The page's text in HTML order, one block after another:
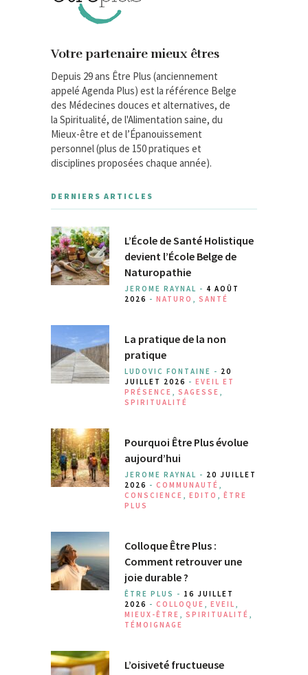
Votre partenaire mieux êtres
Depuis 29 ans Être Plus (anciennement
appelé Agenda Plus) est la référence Belge
des Médecines douces et alternatives, de
la Spiritualité, de l'Alimentation saine, du
Mieux-être et de l’Épanouissement
personnel (plus de 150 pratiques et
disciplines proposées chaque année).
DERNIERS ARTICLES
L’École de Santé Holistique
devient l’École Belge de
Naturopathie
JEROME RAYNAL - 4 AOÛT
2026 - NATURO , SANTÉ
La pratique de la non
pratique
LUDOVIC FONTAINE - 20
JUILLET 2026 - EVEIL ET
PRÉSENCE , SAGESSE ,
SPIRITUALITÉ
Pourquoi Être Plus évolue
aujourd’hui
JEROME RAYNAL - 20 JUILLET
2026 - COMMUNAUTÉ ,
CONSCIENCE , EDITO , ÊTRE
PLUS
Colloque Être Plus :
Comment retrouver une
joie durable ?
ÊTRE PLUS - 16 JUILLET
2026 - COLLOQUE , EVEIL ,
MIEUX-ÊTRE , SPIRITUALITÉ ,
TÉMOIGNAGE
L’oisiveté fructueuse